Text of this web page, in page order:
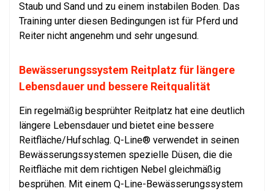
Staub und Sand und zu einem instabilen Boden. Das
Training unter diesen Bedingungen ist für Pferd und
Reiter nicht angenehm und sehr ungesund.
Bewässerungssystem Reitplatz für längere
Lebensdauer und bessere Reitqualität
Ein regelmäßig besprühter Reitplatz hat eine deutlich
längere Lebensdauer und bietet eine bessere
Reitfläche/Hufschlag. Q-Line® verwendet in seinen
Bewässerungssystemen spezielle Düsen, die die
Reitfläche mit dem richtigen Nebel gleichmäßig
besprühen. Mit einem Q-Line-Bewässerungssystem